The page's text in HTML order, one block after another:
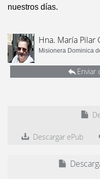
nuestros días.
Hna. María Pilar
Misionera Dominica
Enviar
Descargar ePub